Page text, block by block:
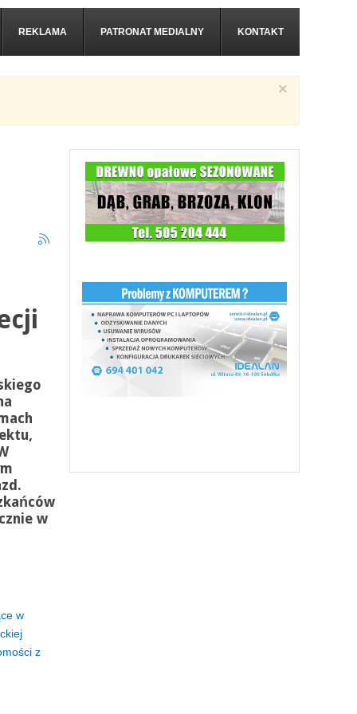
REKLAMA PATRONAT MEDIALNY KONTAKT
×
w
w
z